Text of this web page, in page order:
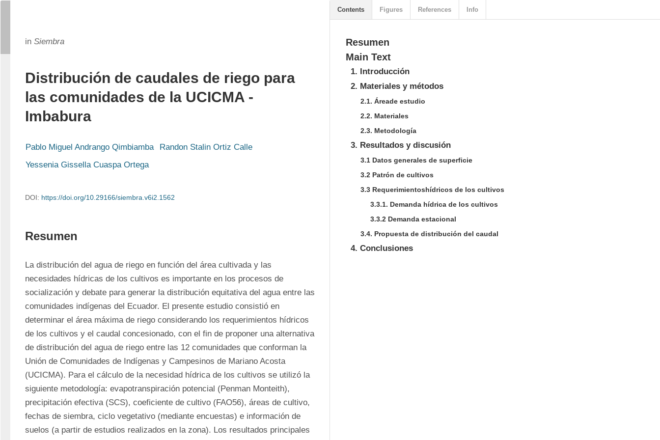
in Siembra
Distribución de caudales de riego para
las comunidades de la UCICMA -
Imbabura
Pablo Miguel Andrango Qimbiamba
Randon Stalin Ortiz Calle
Yessenia Gissella Cuaspa Ortega
DOI: https://doi.org/10.29166/siembra.v6i2.1562
Resumen
La distribución del agua de riego en función del área cultivada y las
necesidades hídricas de los cultivos es importante en los procesos de
socialización y debate para generar la distribución equitativa del agua entre las
comunidades indígenas del Ecuador. El presente estudio consistió en
determinar el área máxima de riego considerando los requerimientos hídricos
de los cultivos y el caudal concesionado, con el fin de proponer una alternativa
de distribución del agua de riego entre las 12 comunidades que conforman la
Unión de Comunidades de Indígenas y Campesinos de Mariano Acosta
(UCICMA). Para el cálculo de la necesidad hídrica de los cultivos se utilizó la
siguiente metodología: evapotranspiración potencial (Penman Monteith),
precipitación efectiva (SCS), coeficiente de cultivo (FAO56), áreas de cultivo,
fechas de siembra, ciclo vegetativo (mediante encuestas) e información de
suelos (a partir de estudios realizados en la zona). Los resultados principales
Resumen
Main Text
1. Introducción
2. Materiales y métodos
2.1. Áreade estudio
2.2. Materiales
2.3. Metodología
3. Resultados y discusión
3.1 Datos generales de superficie
3.2 Patrón de cultivos
3.3 Requerimientoshídricos de los cultivos
3.3.1. Demanda hídrica de los cultivos
3.3.2 Demanda estacional
3.4. Propuesta de distribución del caudal
4. Conclusiones
Contents Figures References Info